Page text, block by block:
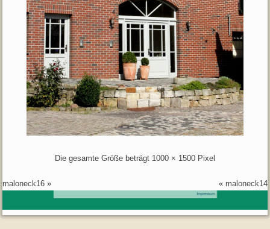
Die gesamte Größe beträgt 1000 × 1500 Pixel
maloneck16 » « maloneck14